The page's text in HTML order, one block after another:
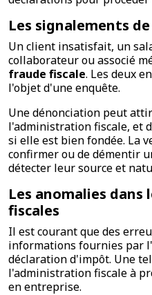
Les signalements
Un client insatisfait, un
collaborateur ou associé
fraude fiscale. Les deux
l'objet d'une enquête.
Une dénonciation peut
l'administration fiscale, et
si elle est bien fondée. La
confirmer ou de démentir
détecter leur source et
Les anomalies dans
fiscales
Il est courant que des
informations fournies par
déclaration d'impôt. Une
l'administration fiscale à
en entreprise.